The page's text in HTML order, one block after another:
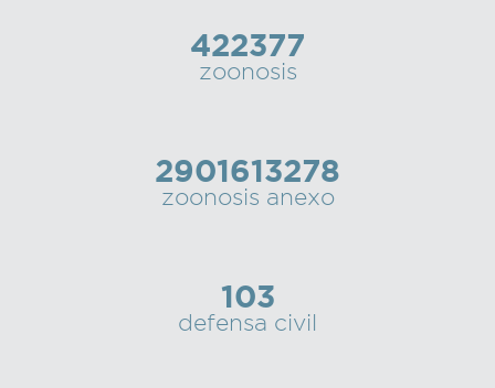
422377
zoonosis
2901613278
zoonosis anexo
103
defensa civil